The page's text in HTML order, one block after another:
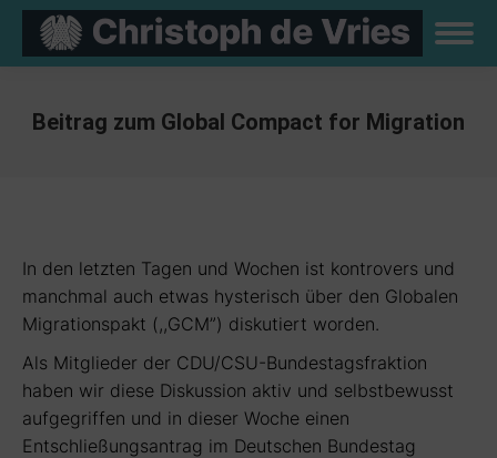
Beitrag zum Global Compact for Migration
In den letzten Tagen und Wochen ist kontrovers und
manchmal auch etwas hysterisch über den Globalen
Migrationspakt (,,GCM”) diskutiert worden.
Als Mitglieder der CDU/CSU-Bundestagsfraktion
haben wir diese Diskussion aktiv und selbstbewusst
aufgegriffen und in dieser Woche einen
Entschließungsantrag im Deutschen Bundestag